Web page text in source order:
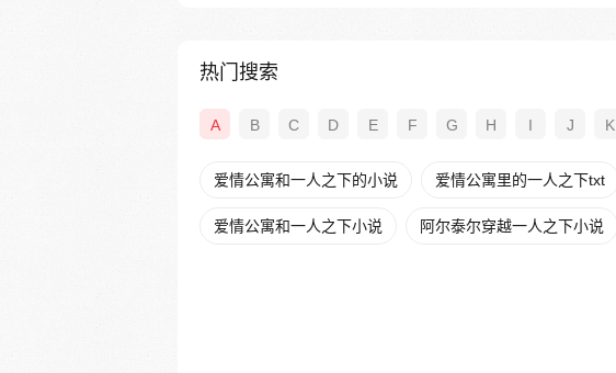
热门搜索
A B C D E F G H I J K
爱情公寓和一人之下的小说 爱情公寓里的一人之下txt
爱情公寓和一人之下小说 阿尔泰尔穿越一人之下小说